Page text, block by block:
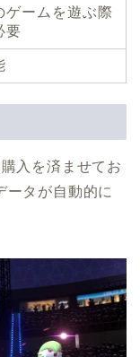
ゲームを遊ぶ際
要
入を済ませてお
ータが自動的に